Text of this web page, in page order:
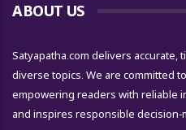
ABOUT US
Satyapatha.com delivers accurate,
diverse topics. We are committed
empowering readers with reliable
and inspires responsible decision-